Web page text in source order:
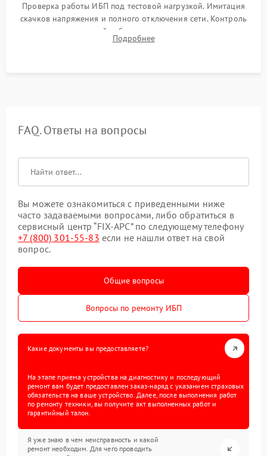
Проверка работы ИБП под тестовой нагрузкой. Имитация
скачков напряжения и полного отключения сети. Контроль
времени автономной работы, температурного режима и
корректности формы выходного сигнала.
Подробнее
FAQ. Ответы на вопросы
Вы можете ознакомиться с приведенными ниже
часто задаваемыми вопросами, либо обратиться в
сервисный центр “FIX-APC” по следующему телефону
+7 (800) 301-55-83 если не нашли ответ на свой
вопрос.
Общие вопросы
Вопросы по ремонту ИБП
Какие документы вы предоставляете?
На этапе приема устройства на диагностику и последующий
ремонт вам будет предоставлен заказ-наряд с указанием страховых
обязательств на ваше устройство. Далее, после выполнения работ
по ремонту техники, вы получите акт выполненных работ и
гарантийный талон.
Я уже знаю в чем неисправность и какой
ремонт необходим. Для чего проводить